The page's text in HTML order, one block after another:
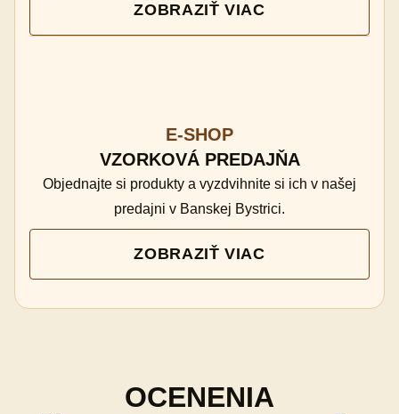
ZOBRAZIŤ VIAC
E-SHOP
VZORKOVÁ PREDAJŇA
Objednajte si produkty a vyzdvihnite si ich v našej
predajni v Banskej Bystrici.
ZOBRAZIŤ VIAC
OCENENIA